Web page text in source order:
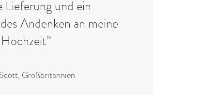
Lieferung und ein
Andenken an meine
Hochzeit”
Großbritannien